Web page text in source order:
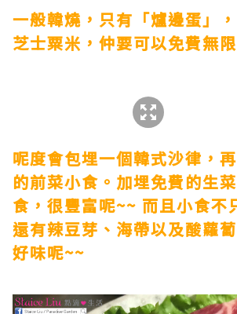
一般韓燒，只有「爐邊蛋」
芝士粟米，仲要可以免費無
呢度會包埋一個韓式沙律，
的前菜小食。加埋免費的生
食，很豐富呢~~ 而且小食不
還有辣豆芽、海帶以及酸蘿
好味呢~~